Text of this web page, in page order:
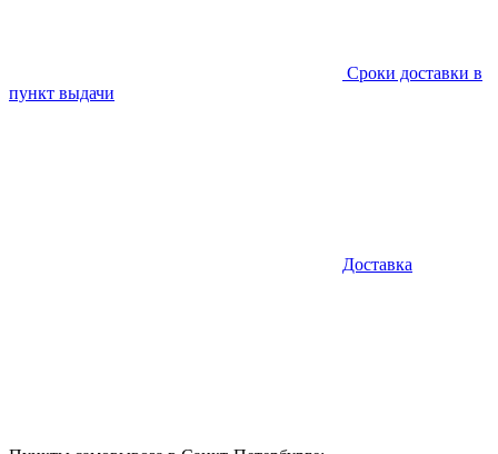
Сроки доставки в
пункт выдачи
Доставка